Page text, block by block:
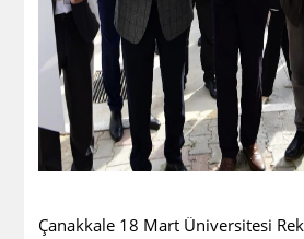
Çanakkale 18 Mart Üniversitesi